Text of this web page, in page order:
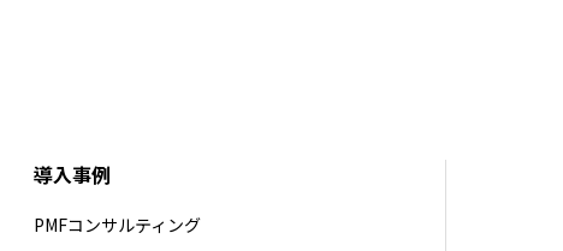
導入事例
PMFコンサルティング